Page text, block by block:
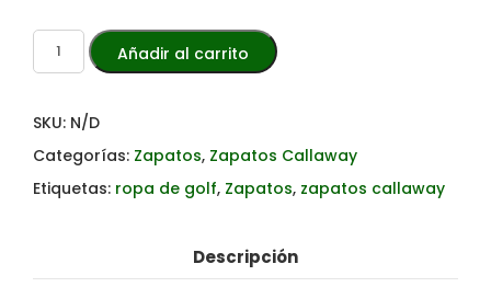
Añadir al carrito
SKU: N/D
Categorías: Zapatos, Zapatos Callaway
Etiquetas: ropa de golf, Zapatos, zapatos callaway
Descripción